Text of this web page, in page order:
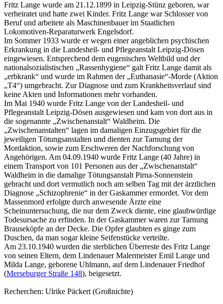
Fritz Lange wurde am 21.12.1899 in Leipzig-Stünz geboren, war
verheiratet und hatte zwei Kinder. Fritz Lange war Schlosser von
Beruf und arbeitete als Maschinenbauer im Staatlichen
Lokomotiven-Reparaturwerk Engelsdorf.
Im Sommer 1933 wurde er wegen einer angeblichen psychischen
Erkrankung in die Landesheil- und Pflegeanstalt Leipzig-Dösen
eingewiesen. Entsprechend dem eugenischen Weltbild und der
nationalsozialistischen „Rassenhygiene“ galt Fritz Lange damit als
„erbkrank“ und wurde im Rahmen der „Euthanasie“-Morde (Aktion
„T4“) umgebracht. Zur Diagnose und zum Krankheitsverlauf sind
keine Akten und Informationen mehr vorhanden.
Im Mai 1940 wurde Fritz Lange von der Landesheil- und
Pflegeanstalt Leipzig-Dösen ausgewiesen und kam von dort aus in
die sogenannte „Zwischenanstalt“ Waldheim. Die
„Zwischenanstalten“ lagen im damaligen Einzugsgebiet für die
jeweiligen Tötungsanstalten und dienten zur Tarnung der
Mordaktion, sowie zum Erschweren der Nachforschung von
Angehörigen. Am 04.09.1940 wurde Fritz Lange (40 Jahre) in
einem Transport von 101 Personen aus der „Zwischenanstalt“
Waldheim in die damalige Tötungsanstalt Pirna-Sonnenstein
gebracht und dort vermutlich noch am selben Tag mit der ärztlichen
Diagnose „Schizophrenie“ in der Gaskammer ermordet. Vor dem
Massenmord erfolgte durch anwesende Ärzte eine
Scheinuntersuchung, die nur dem Zweck diente, eine glaubwürdige
Todesursache zu erfinden. In der Gaskammer waren zur Tarnung
Brauseköpfe an der Decke. Die Opfer glaubten es ginge zum
Duschen, da man sogar kleine Seifenstücke verteilte.
Am 23.10.1940 wurden die sterblichen Überreste des Fritz Lange
von seinen Eltern, dem Lindenauer Malermeister Emil Lange und
Milda Lange, geborene Uhlmann, auf dem Lindenauer Friedhof
(Merseburger Straße 148), beigesetzt.
Recherchen: Ulrike Päckert (Großnichte)